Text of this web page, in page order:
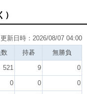
更新日時：2026/08/07 04:00
持碁 無勝負
521 9 0
0 0 0